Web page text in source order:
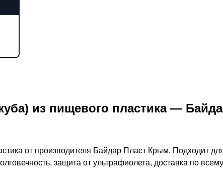
из пищевого пластика —
от производителя Байдар Пласт Крым. Подходит
защита от ультрафиолета, доставка по